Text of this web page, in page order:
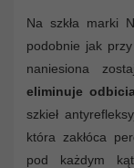
Na szkła marki
podobnie jak
naniesiona
eliminuje
szkieł
która zakłóca
pod każdym